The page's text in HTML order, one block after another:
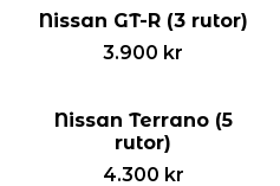
Nissan GT-R (3 rutor)
3.900 kr
Nissan Terrano (5
rutor)
4.300 kr